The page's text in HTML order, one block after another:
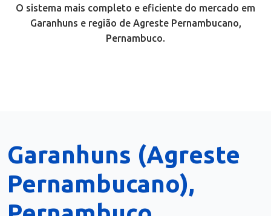
O sistema mais completo e eficiente do mercado em
Garanhuns e região de Agreste Pernambucano,
Pernambuco.
Garanhuns (Agreste
Pernambucano),